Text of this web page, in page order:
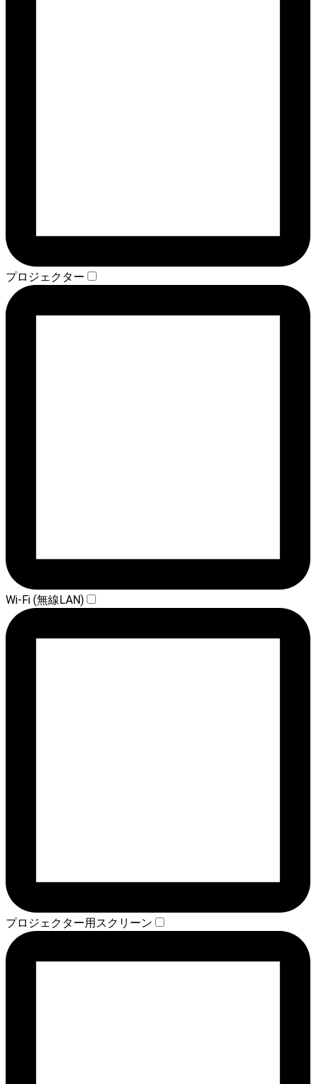
プロジェクター
Wi-Fi (無線LAN)
プロジェクター用スクリーン